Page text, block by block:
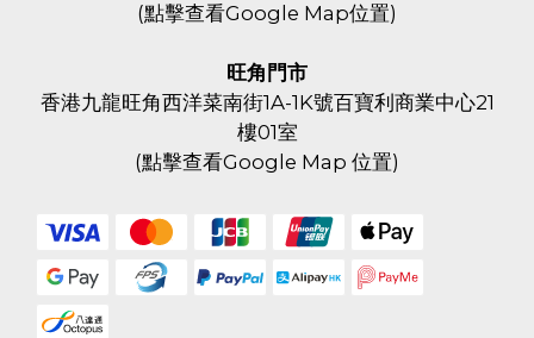
(點擊查看Google Map位置)
旺角門市
香港九龍旺角西洋菜南街1A-1K號百寶利商業中心21
樓01室
(點擊查看Google Map 位置)